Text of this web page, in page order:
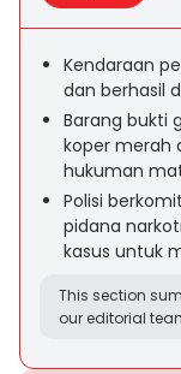
Kendaraan
dan berhasil
Barang bukti
koper merah
hukuman
Polisi
pidana
kasus untuk
This section
our editorial